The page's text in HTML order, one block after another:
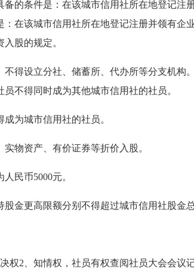
的条件是：在该城市信用社所在地登记注
在该城市信用社所在地登记注册并领有企
股的规定。
设立分社、储蓄所、代办所等分支机构
不得同时成为其他城市信用社的社员。
为城市信用社的社员。
物资产、有价证券等折价入股。
民币5000元。
更高限额分别不得超过城市信用社股金总
2、知情权，社员有权查阅社员大会会议